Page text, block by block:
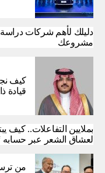
دليلك لأهم شركات
مشروعك
كيف
قيادة
بملايين التفاعلات.. كيف
لعشاق الشعر عبر حسابه
من